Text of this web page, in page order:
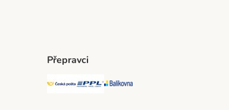
Method Method
Přepravci
Česká pošta Shipping Method
PPL Shipping Method
Balíkovna Shipping Method